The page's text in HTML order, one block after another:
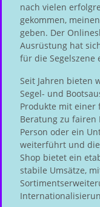
nach vielen
gekommen,
geben. Der
Ausrüstung hat
für die Segelszene
Seit Jahren bieten
Segel- und
Produkte mit
Beratung zu fairen
Person oder ein
weiterführt und
Shop bietet ein
stabile Umsätze,